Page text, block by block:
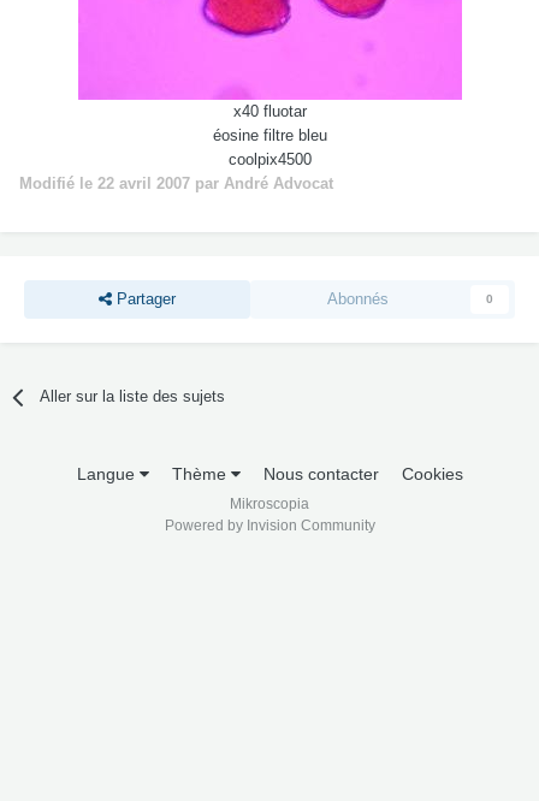
x40 fluotar
éosine filtre bleu
coolpix4500
Modifié le 22 avril 2007 par André Advocat
Partager Abonnés 0
Aller sur la liste des sujets
Langue Thème Nous contacter Cookies
Mikroscopia
Powered by Invision Community